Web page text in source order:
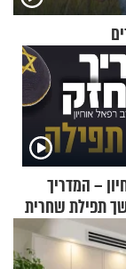
– המדריך
תפילת שחרית